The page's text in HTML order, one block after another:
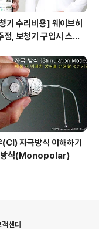
기 수리비용] 웨이브히
점, 보청기 구입시 스페
(CI) 자극방식 이해하기
방식(Monopolar)
객센터